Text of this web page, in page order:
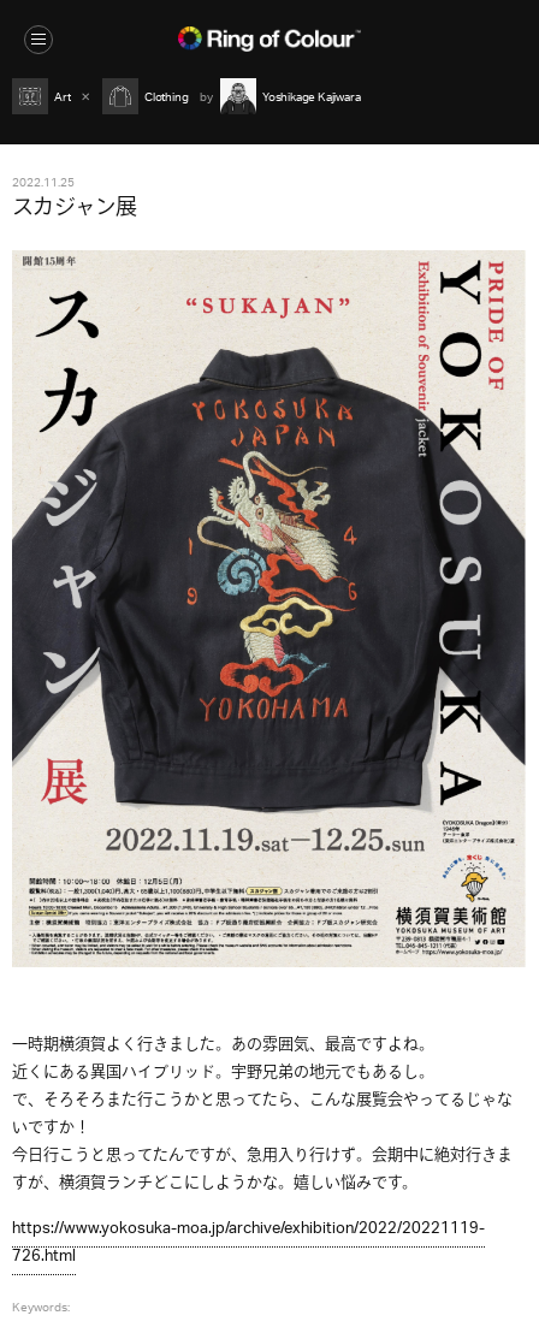
Art Clothing Yoshikage Kajiwara
2022.11.25
スカジャン展
一時期横須賀よく行きました。あの雰囲気、最高ですよね。
近くにある異国ハイブリッド。宇野兄弟の地元でもあるし。
で、そろそろまた行こうかと思ってたら、こんな展覧会やってるじゃな
いですか！
今日行こうと思ってたんですが、急用入り行けず。会期中に絶対行きま
すが、横須賀ランチどこにしようかな。嬉しい悩みです。
https://www.yokosuka-moa.jp/archive/exhibition/2022/20221119-
726.html
Keywords: